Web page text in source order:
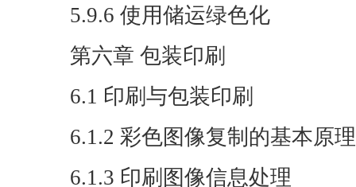
5.9.6 使用储运绿色化
第六章 包装印刷
6.1 印刷与包装印刷
6.1.2 彩色图像复制的基本原理
6.1.3 印刷图像信息处理